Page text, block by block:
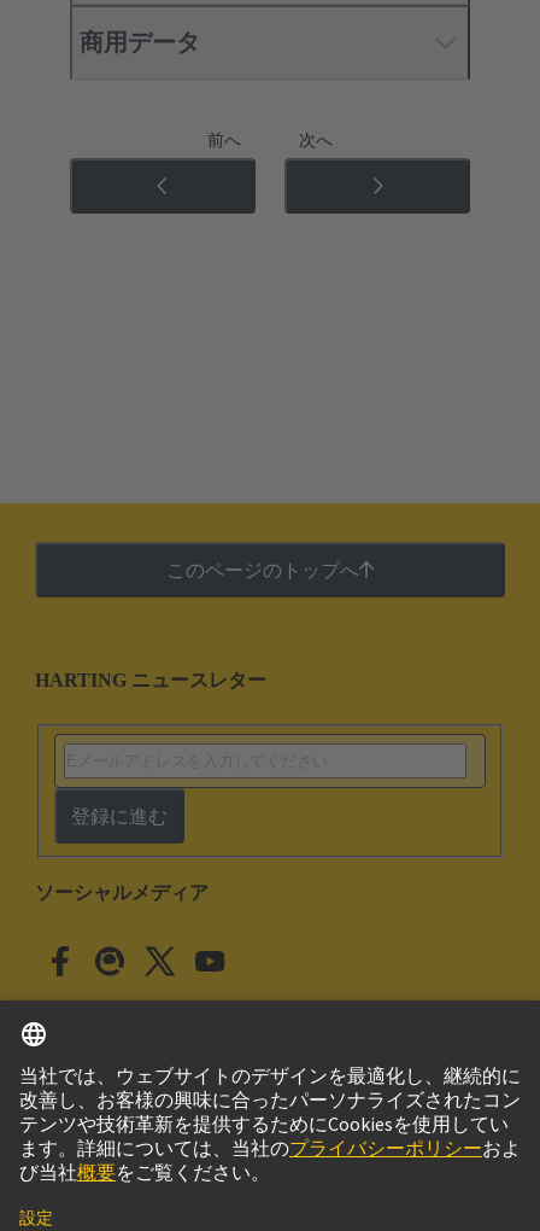
商用データ
前へ 次へ
このページのトップへ
HARTING ニュースレター
登録に進む
ソーシャルメディア
日本 日本語
© ハーティング株式会社
このサイトについて